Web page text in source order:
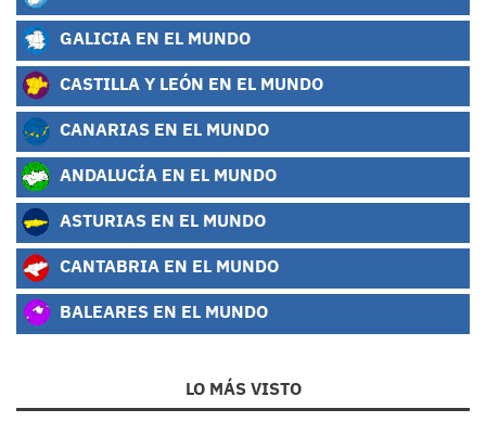
GALICIA EN EL MUNDO
CASTILLA Y LEÓN EN EL MUNDO
CANARIAS EN EL MUNDO
ANDALUCÍA EN EL MUNDO
ASTURIAS EN EL MUNDO
CANTABRIA EN EL MUNDO
BALEARES EN EL MUNDO
LO MÁS VISTO